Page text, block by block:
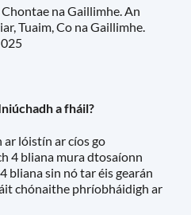
na Gaillimhe. An
Tuaim, Co na Gaillimhe.
a fháil?
ar lóistín ar cíos go
4 bliana mura dtosaíonn
bliana sin nó tar éis gearán
chónaithe phríobháidigh ar